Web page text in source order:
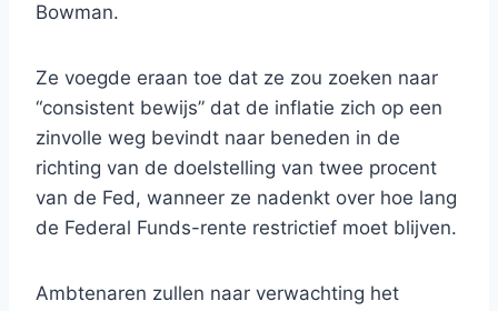
Bowman.
Ze voegde eraan toe dat ze zou zoeken naar
“consistent bewijs” dat de inflatie zich op een
zinvolle weg bevindt naar beneden in de
richting van de doelstelling van twee procent
van de Fed, wanneer ze nadenkt over hoe lang
de Federal Funds-rente restrictief moet blijven.
Ambtenaren zullen naar verwachting het